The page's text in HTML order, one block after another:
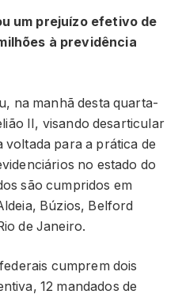
um prejuízo efetivo de
à previdência
na manhã desta quarta-
II, visando desarticular
voltada para a prática de
no estado do
são cumpridos em
Búzios, Belford
de Janeiro.
cumprem dois
12 mandados de